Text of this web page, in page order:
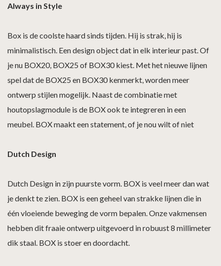
Always in Style
Box is de coolste haard sinds tijden. Hij is strak, hij is
minimalistisch. Een design object dat in elk interieur past. Of
je nu BOX20, BOX25 of BOX30 kiest. Met het nieuwe lijnen
spel dat de BOX25 en BOX30 kenmerkt, worden meer
ontwerp stijlen mogelijk. Naast de combinatie met
houtopslagmodule is de BOX ook te integreren in een
meubel. BOX maakt een statement, of je nou wilt of niet
Dutch Design
Dutch Design in zijn puurste vorm. BOX is veel meer dan wat
je denkt te zien. BOX is een geheel van strakke lijnen die in
één vloeiende beweging de vorm bepalen. Onze vakmensen
hebben dit fraaie ontwerp uitgevoerd in robuust 8 millimeter
dik staal. BOX is stoer en doordacht.